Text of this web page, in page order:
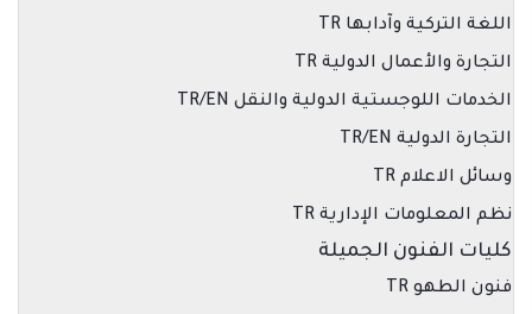
اللغة التركية وآدابها TR
التجارة والأعمال الدولية TR
الخدمات اللوجستية الدولية والنقل TR/EN
التجارة الدولية TR/EN
وسائل الاعلام TR
نظم المعلومات الإدارية TR
كليات الفنون الجميلة
فنون الطهو TR